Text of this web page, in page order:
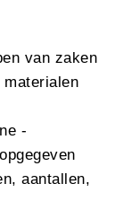
van zaken
-
aantallen,